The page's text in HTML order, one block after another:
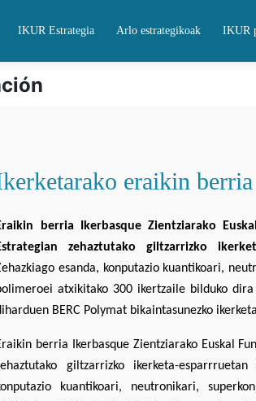
IKUR Estrategia Arlo estrategikoak IKUR
eraikin berria
berria Ikerbasque Zientziarako
zehaztutako giltzarrizko
esanda, konputazio kuantikoari,
atxikitako 300 ikertzaile bilduko
BERC Polymat bikaintasunezko
berria Ikerbasque Zientziarako Euskal
giltzarrizko ikerketa-
kuantikoari, neutronikari,